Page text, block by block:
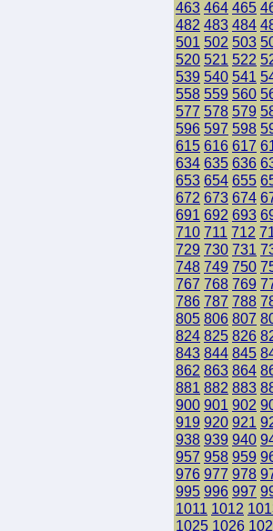
463 464 465
482 483 484
501 502 503
520 521 522
539 540 541
558 559 560
577 578 579
596 597 598
615 616 617
634 635 636
653 654 655
672 673 674
691 692 693
710 711 712
729 730 731
748 749 750
767 768 769
786 787 788
805 806 807
824 825 826
843 844 845
862 863 864
881 882 883
900 901 902
919 920 921
938 939 940
957 958 959
976 977 978
995 996 997
1011 1012
1025 1026